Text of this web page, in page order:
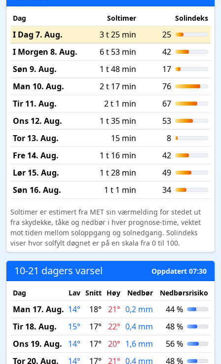
Dag Soltimer Solindeks
I Dag 7. Aug. 3 t 25 min
25
I Morgen 8. Aug.
6 t 53 min
42
Søn 9. Aug.
1 t 48 min
17
Man 10. Aug.
2 t 17 min
76
Tir 11. Aug.
2 t 1 min
67
Ons 12. Aug.
1 t 35 min
53
Tor 13. Aug.
15 min
8
Fre 14. Aug.
1 t 16 min
42
Lør 15. Aug.
1 t 28 min
49
Søn 16. Aug.
1 t 1 min 34
Soltimer er estimert fra MET sin værmelding for stedet ut
fra skydekke, tåke og nedbør i hver prognose-time, vektet
mot tiden mellom soloppgang og solnedgang. Solindeks
viser hvor solfylt døgnet er på en skala fra 0 til 100.
10-21 dagers varsel Oppdatert 07:30
Dag Lav Snitt Høy Nedbør Nedbørsrisiko
Man 17. Aug. 14° 18° 21° 0,2 mm
44 %
Tir 18. Aug.
15° 17° 22° 0,4 mm
48 %
Ons 19. Aug.
14° 17° 20° 1,6 mm
56 %
Tor 20. Aug.
14° 17° 21° 0,4 mm 48 %